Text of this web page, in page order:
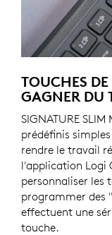
TOUCHES
GAGNER DU
SIGNATURE
prédéfinis
rendre le travail
l'application Logi
personnaliser les
programmer des
effectuent une
touche.